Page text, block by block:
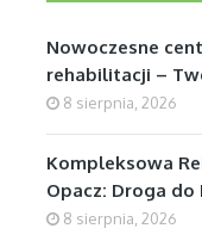
Nowoczesne
rehabilitacji –
8 sierpnia, 2026
Kompleksowa
Opacz: Droga
8 sierpnia, 2026